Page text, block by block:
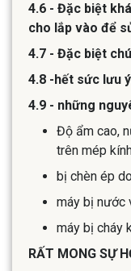
4.6 - Đặc biệt
cho lắp vào để
4.7 - Đặc biệt
4.8 -hết sức lưu
4.9 - những
Độ ẩm cao,
trên mép
bị chèn ép
máy bị nước
máy bị cháy
RẤT MONG SỰ